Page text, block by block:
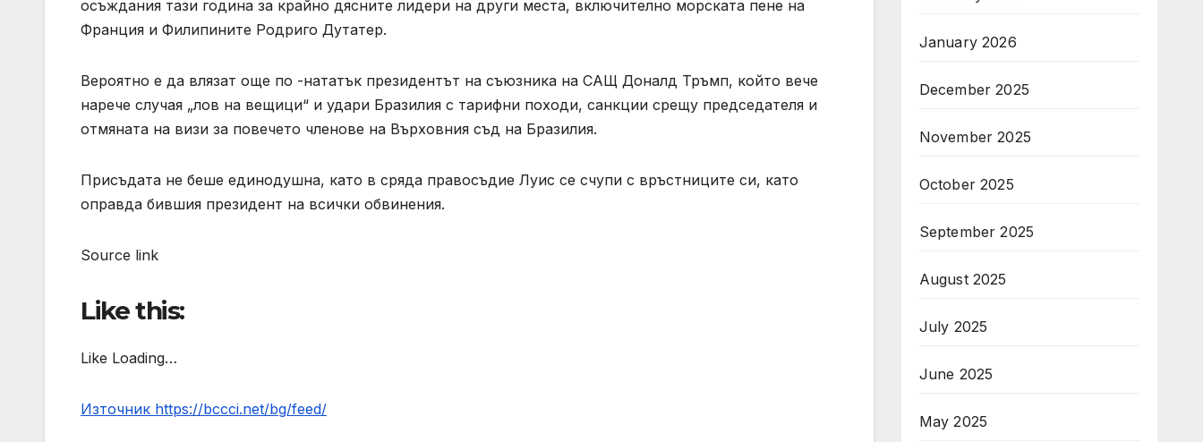
осъждания тази година за крайно дясните лидери на други места, включително морската пене на
Франция и Филипините Родриго Дутатер.
Вероятно е да влязат още по -нататък президентът на съюзника на САЩ Доналд Тръмп, който вече
нарече случая „лов на вещици“ и удари Бразилия с тарифни походи, санкции срещу председателя и
отмяната на визи за повечето членове на Върховния съд на Бразилия.
Присъдата не беше единодушна, като в сряда правосъдие Луис се счупи с връстниците си, като
оправда бившия президент на всички обвинения.
Source link
Like this:
Like Loading…
Източник https://bccci.net/bg/feed/
January 2026
December 2025
November 2025
October 2025
September 2025
August 2025
July 2025
June 2025
May 2025